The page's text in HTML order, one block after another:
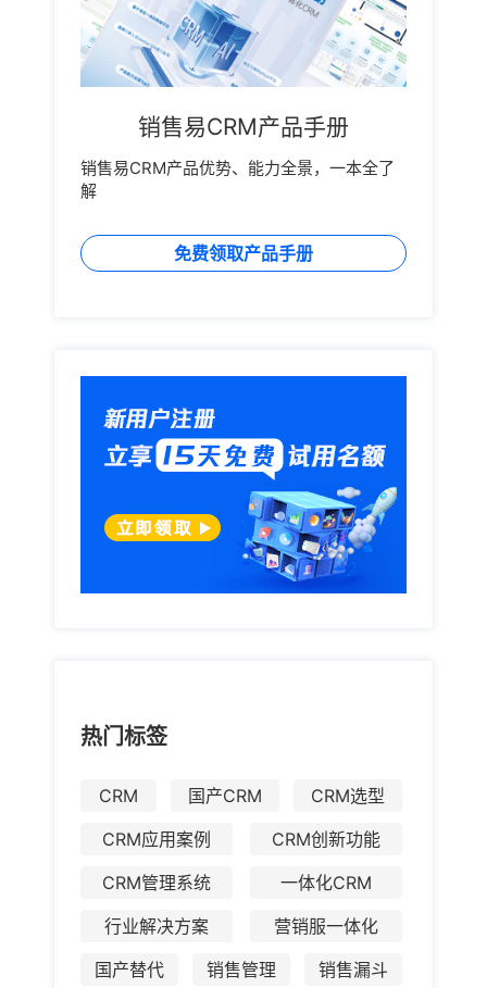
销售易CRM产品手册
销售易CRM产品优势、能力全景，一本全了
解
免费领取产品手册
热门标签
CRM 国产CRM
CRM选型
CRM应用案例
CRM创新功能
CRM管理系统
一体化CRM
行业解决方案
营销服一体化
国产替代
销售管理 销售漏斗